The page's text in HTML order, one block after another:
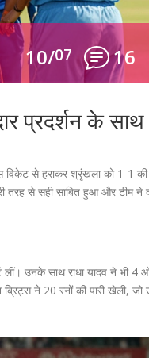
10/07 16
प्रदर्शन के साथ
विकेट से हराकर श्रृंखला को 1-1 की
तरह से सही साबित हुआ और टीम ने
उनके साथ राधा यादव ने भी 4
ने 20 रनों की पारी खेली, जो